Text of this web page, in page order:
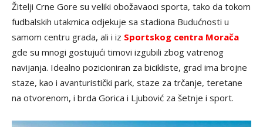
Žitelji Crne Gore su veliki obožavaoci sporta, tako da tokom
fudbalskih utakmica odjekuje sa stadiona Budućnosti u
samom centru grada, ali i iz Sportskog centra Morača
gde su mnogi gostujući timovi izgubili zbog vatrenog
navijanja. Idealno pozicioniran za bicikliste, grad ima brojne
staze, kao i avanturistički park, staze za trčanje, teretane
na otvorenom, i brda Gorica i Ljubović za šetnje i sport.